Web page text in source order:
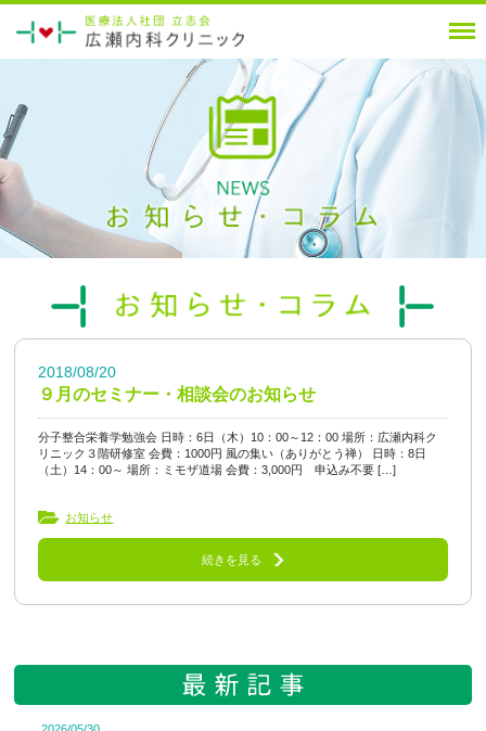
2018/08/20
９月のセミナー・相談会のお知らせ
分子整合栄養学勉強会 日時：6日（木）10：00～12：00 場所：広瀬内科ク
リニック３階研修室 会費：1000円 風の集い（ありがとう禅） 日時：8日
（土）14：00～ 場所：ミモザ道場 会費：3,000円 申込み不要 […]
お知らせ
続きを見る